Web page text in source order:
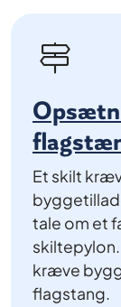
Et skilt
tale om et
kræve
flagstang.